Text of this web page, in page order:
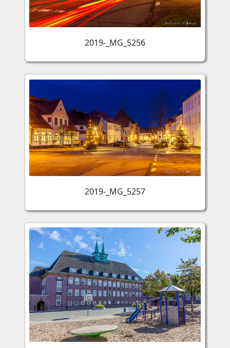
2019-_MG_5256
2019-_MG_5257